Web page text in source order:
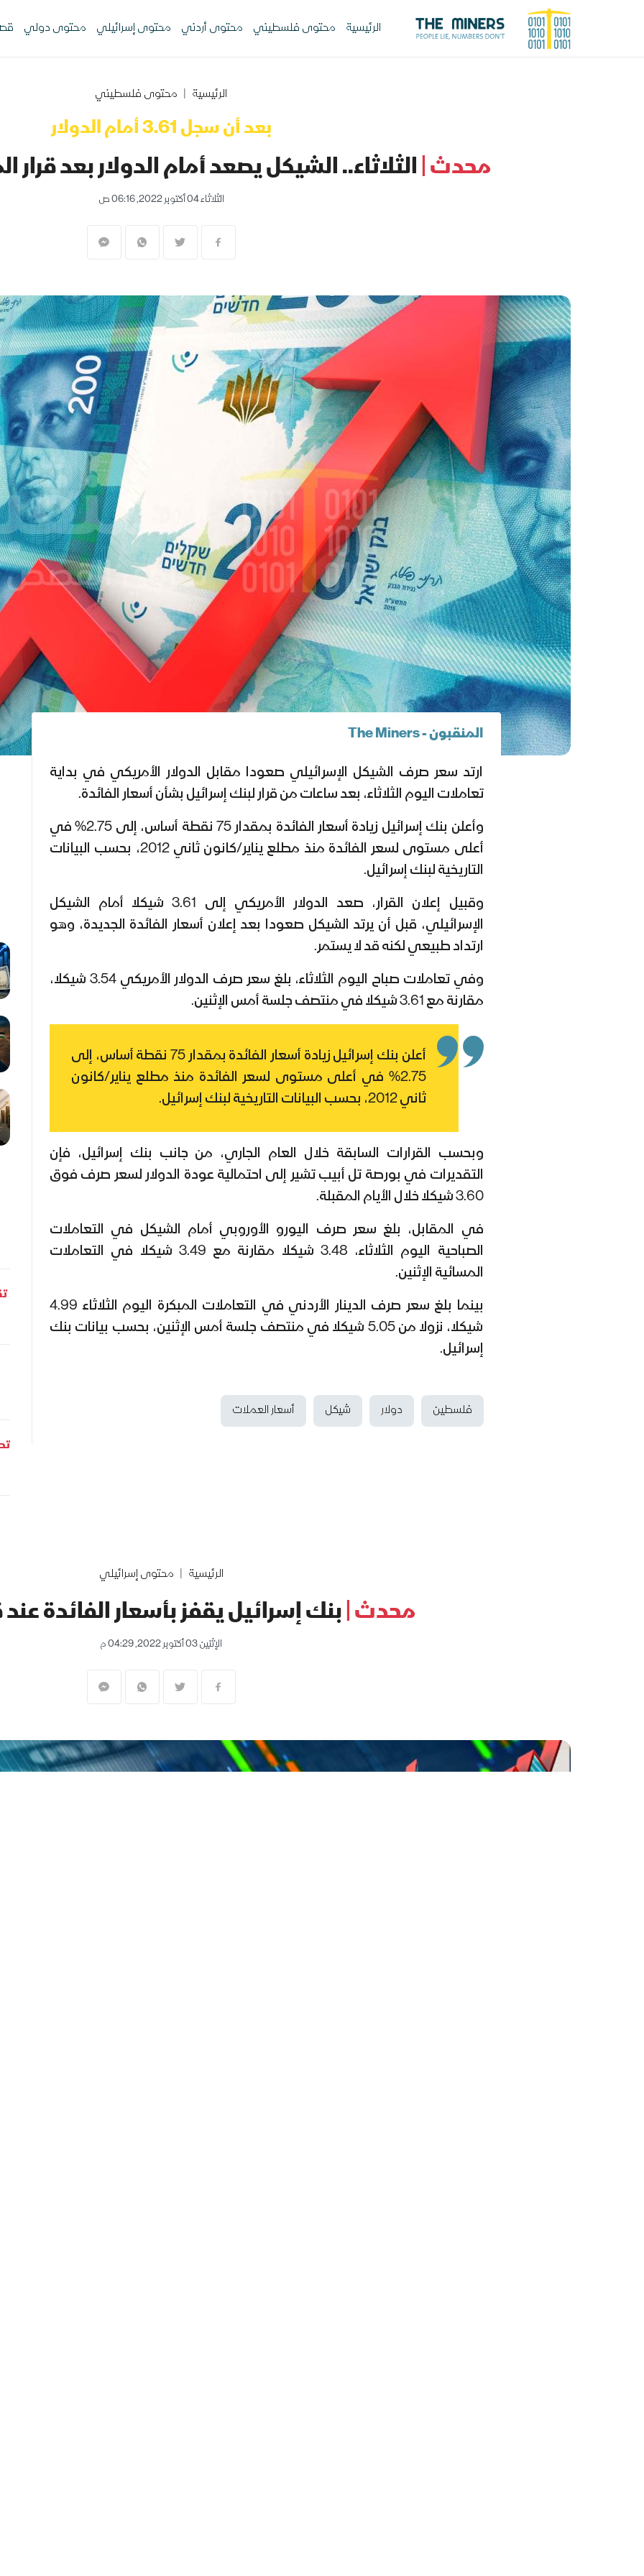
الرئيسية محتوى فلسطيني محتوى أردني محتوى إسرائيلي محتوى دولي
الرئيسية محتوى فلسطيني
بعد أن سجل 3.61 أمام الدولار
محدث |الثلاثاء.. الشيكل يصعد أمام الدولار بعد قرار
الثلاثاء 04 أكتوبر 2022, 06:16 ص
المنقبون - The Miners
ارتد سعر صرف الشيكل الإسرائيلي صعودا مقابل الدولار الأمريكي في بداية
تعاملات اليوم الثلاثاء، بعد ساعات من قرار لبنك إسرائيل بشأن أسعار الفائدة.
وأعلن بنك إسرائيل زيادة أسعار الفائدة بمقدار 75 نقطة أساس، إلى 2.75% في
أعلى مستوى لسعر الفائدة منذ مطلع يناير/كانون ثاني 2012، بحسب البيانات
التاريخية لبنك إسرائيل.
وقبيل إعلان القرار، صعد الدولار الأمريكي إلى 3.61 شيكلا أمام الشيكل
الإسرائيلي، قبل أن يرتد الشيكل صعودا بعد إعلان أسعار الفائدة الجديدة، وهو
ارتداد طبيعي لكنه قد لا يستمر.
وفي تعاملات صباح اليوم الثلاثاء، بلغ سعر صرف الدولار الأمريكي 3.54 شيكلا،
مقارنة مع 3.61 شيكلا في منتصف جلسة أمس الإثنين.
أعلن بنك إسرائيل زيادة أسعار الفائدة بمقدار 75 نقطة أساس، إلى
2.75% في أعلى مستوى لسعر الفائدة منذ مطلع يناير/كانون
ثاني 2012، بحسب البيانات التاريخية لبنك إسرائيل.
وبحسب القرارات السابقة خلال العام الجاري، من جانب بنك إسرائيل، فإن
التقديرات في بورصة تل أبيب تشير إلى احتمالية عودة الدولار لسعر صرف فوق
3.60 شيكلا خلال الأيام المقبلة.
في المقابل، بلغ سعر صرف اليورو الأوروبي أمام الشيكل في التعاملات
الصباحية اليوم الثلاثاء، 3.48 شيكلا مقارنة مع 3.49 شيكلا في التعاملات
المسائية الإثنين.
بينما بلغ سعر صرف الدينار الأردني في التعاملات المبكرة اليوم الثلاثاء 4.99
شيكلا، نزولا من 5.05 شيكلا في منتصف جلسة أمس الإثنين، بحسب بيانات بنك
إسرائيل.
فلسطين دولار شيكل أسعار العملات
الرئيسية محتوى إسرائيلي
محدث |بنك إسرائيل يقفز بأسعار الفائدة عند
الإثنين 03 أكتوبر 2022, 04:29 م